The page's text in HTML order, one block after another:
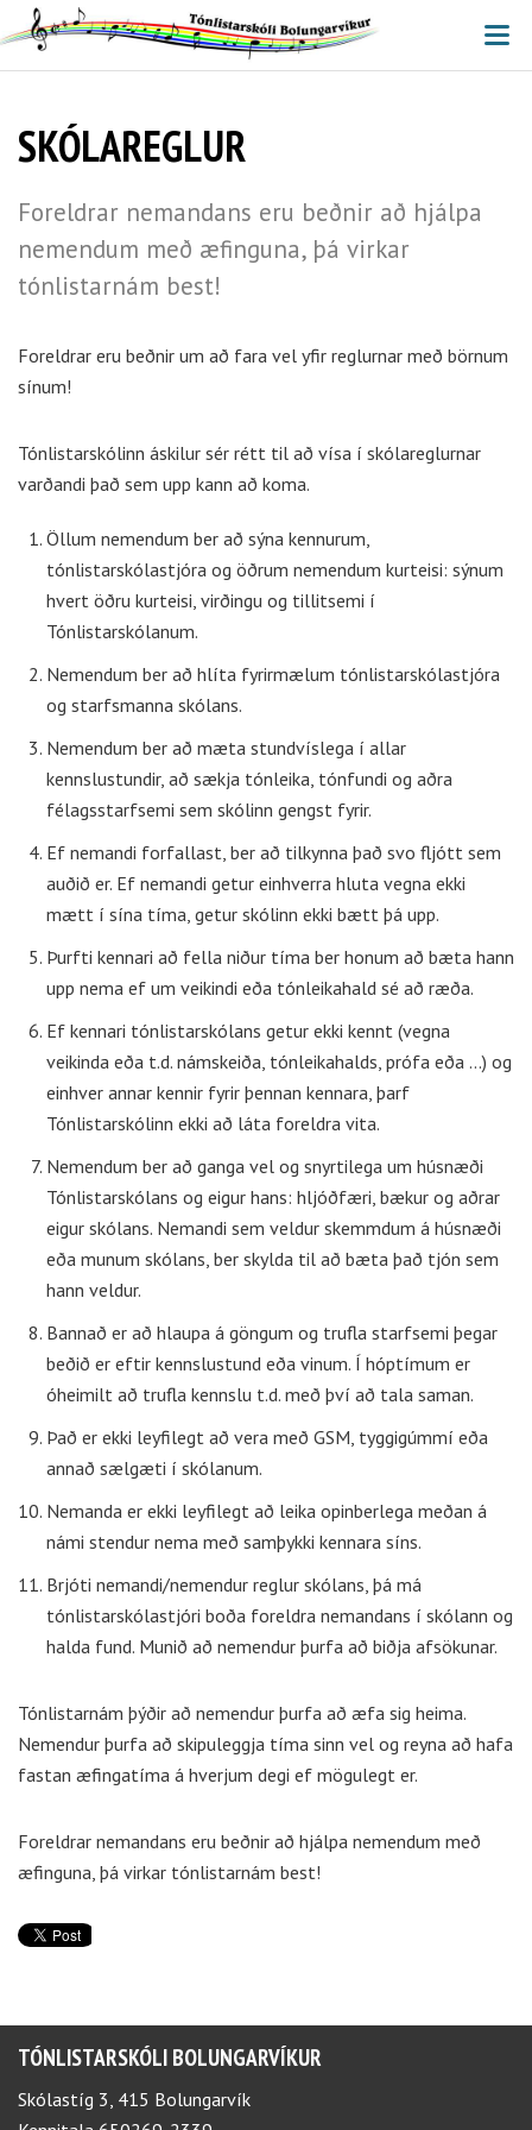
SKÓLAREGLUR
Foreldrar nemandans eru beðnir að hjálpa
nemendum með æfinguna, þá virkar
tónlistarnám best!
Foreldrar eru beðnir um að fara vel yfir reglurnar með börnum
sínum!
Tónlistarskólinn áskilur sér rétt til að vísa í skólareglurnar
varðandi það sem upp kann að koma.
Öllum nemendum ber að sýna kennurum,
tónlistarskólastjóra og öðrum nemendum kurteisi: sýnum
hvert öðru kurteisi, virðingu og tillitsemi í
Tónlistarskólanum.
Nemendum ber að hlíta fyrirmælum tónlistarskólastjóra
og starfsmanna skólans.
Nemendum ber að mæta stundvíslega í allar
kennslustundir, að sækja tónleika, tónfundi og aðra
félagsstarfsemi sem skólinn gengst fyrir.
Ef nemandi forfallast, ber að tilkynna það svo fljótt sem
auðið er. Ef nemandi getur einhverra hluta vegna ekki
mætt í sína tíma, getur skólinn ekki bætt þá upp.
Þurfti kennari að fella niður tíma ber honum að bæta hann
upp nema ef um veikindi eða tónleikahald sé að ræða.
Ef kennari tónlistarskólans getur ekki kennt (vegna
veikinda eða t.d. námskeiða, tónleikahalds, prófa eða ...) og
einhver annar kennir fyrir þennan kennara, þarf
Tónlistarskólinn ekki að láta foreldra vita.
Nemendum ber að ganga vel og snyrtilega um húsnæði
Tónlistarskólans og eigur hans: hljóðfæri, bækur og aðrar
eigur skólans. Nemandi sem veldur skemmdum á húsnæði
eða munum skólans, ber skylda til að bæta það tjón sem
hann veldur.
Bannað er að hlaupa á göngum og trufla starfsemi þegar
beðið er eftir kennslustund eða vinum. Í hóptímum er
óheimilt að trufla kennslu t.d. með því að tala saman.
Það er ekki leyfilegt að vera með GSM, tyggigúmmí eða
annað sælgæti í skólanum.
Nemanda er ekki leyfilegt að leika opinberlega meðan á
námi stendur nema með samþykki kennara síns.
Brjóti nemandi/nemendur reglur skólans, þá má
tónlistarskólastjóri boða foreldra nemandans í skólann og
halda fund. Munið að nemendur þurfa að biðja afsökunar.
Tónlistarnám þýðir að nemendur þurfa að æfa sig heima.
Nemendur þurfa að skipuleggja tíma sinn vel og reyna að hafa
fastan æfingatíma á hverjum degi ef mögulegt er.
Foreldrar nemandans eru beðnir að hjálpa nemendum með
æfinguna, þá virkar tónlistarnám best!
TÓNLISTARSKÓLI BOLUNGARVÍKUR
Skólastíg 3, 415 Bolungarvík